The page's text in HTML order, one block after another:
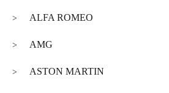
> ALFA ROMEO
> AMG
> ASTON MARTIN